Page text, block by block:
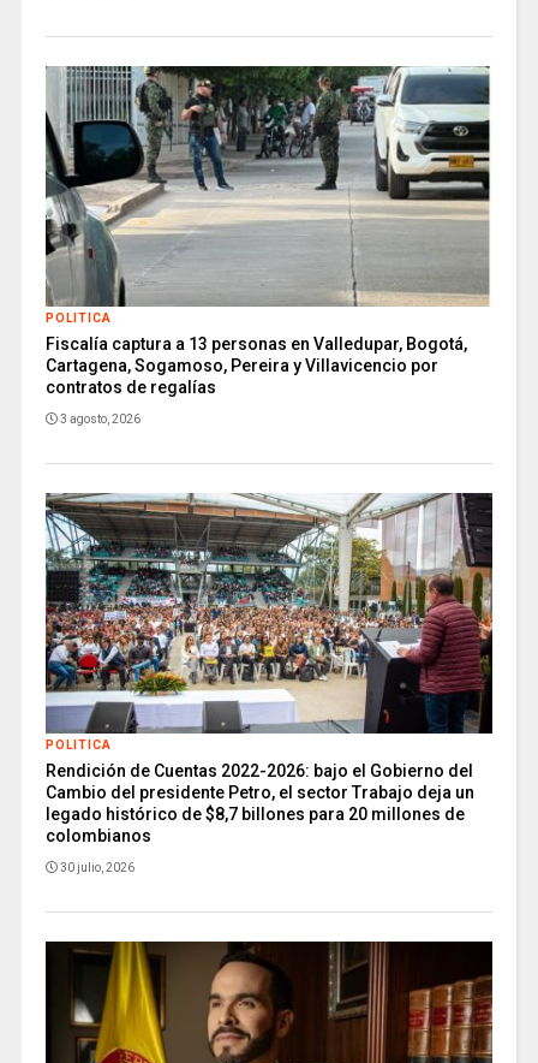
POLITICA
Fiscalía captura a 13 personas en Valledupar, Bogotá,
Cartagena, Sogamoso, Pereira y Villavicencio por
contratos de regalías
3 agosto, 2026
POLITICA
Rendición de Cuentas 2022-2026: bajo el Gobierno del
Cambio del presidente Petro, el sector Trabajo deja un
legado histórico de $8,7 billones para 20 millones de
colombianos
30 julio, 2026